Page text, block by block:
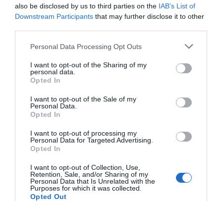
also be disclosed by us to third parties on the IAB’s List of
Downstream Participants that may further disclose it to other
Personal Data Processing Opt Outs
I want to opt-out of the Sharing of my
personal data.
Opted In
I want to opt-out of the Sale of my
Personal Data.
Opted In
I want to opt-out of processing my
Personal Data for Targeted Advertising.
Opted In
I want to opt-out of Collection, Use,
Retention, Sale, and/or Sharing of my
Personal Data that Is Unrelated with the
Purposes for which it was collected.
Opted Out
Índex2P
competiciones internacionales, segmentados por
competición, tipología de activos, marcas, categorías de
acuerdo. Si quieres más información, contacta con
Añadir2Playbookcomo fuente preferida de Google
de forma gratuita
Mantente informado con las últimas noticias de actualidad.
Compartir